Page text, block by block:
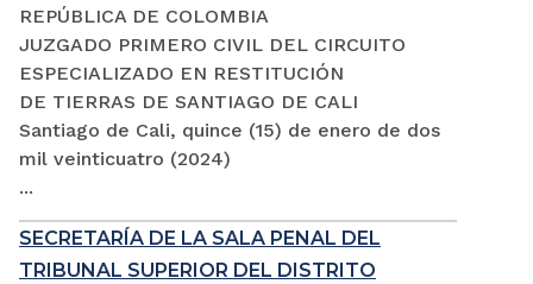
REPÚBLICA DE COLOMBIA
JUZGADO PRIMERO CIVIL DEL CIRCUITO
ESPECIALIZADO EN RESTITUCIÓN
DE TIERRAS DE SANTIAGO DE CALI
Santiago de Cali, quince (15) de enero de dos
mil veinticuatro (2024)
...
SECRETARÍA DE LA SALA PENAL DEL
TRIBUNAL SUPERIOR DEL DISTRITO